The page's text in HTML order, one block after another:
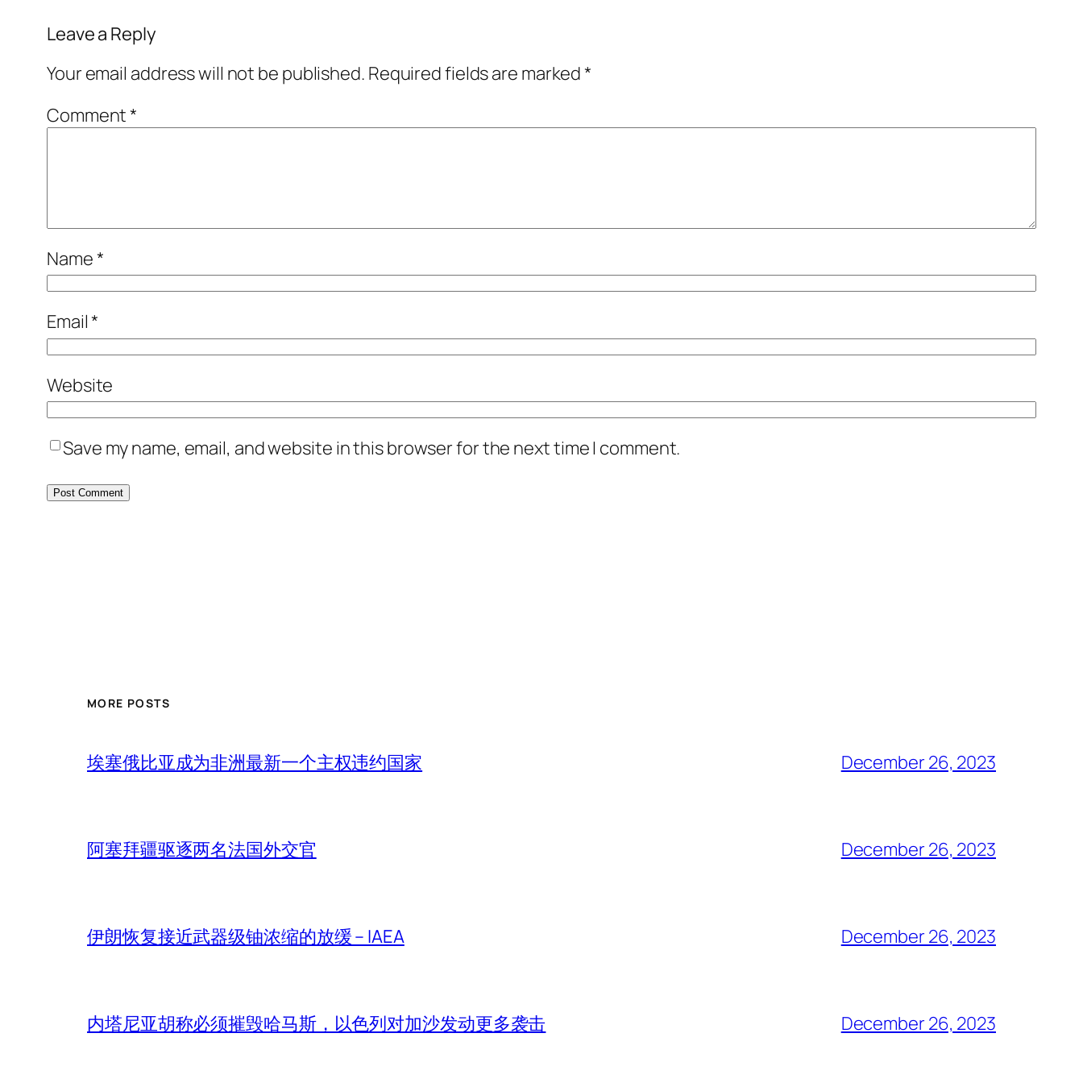
Leave a Reply
Your email address will not be published. Required fields are marked*
Comment*
Name*
Email*
Website
Save my name, email, and website in this browser for the next time I comment.
MORE POSTS
埃塞俄比亚成为非洲最新一个主权违约国家 December 26, 2023
阿塞拜疆驱逐两名法国外交官 December 26, 2023
伊朗恢复接近武器级铀浓缩的放缓 – IAEA December 26, 2023
内塔尼亚胡称必须摧毁哈马斯，以色列对加沙发动更多袭击 December 26, 2023